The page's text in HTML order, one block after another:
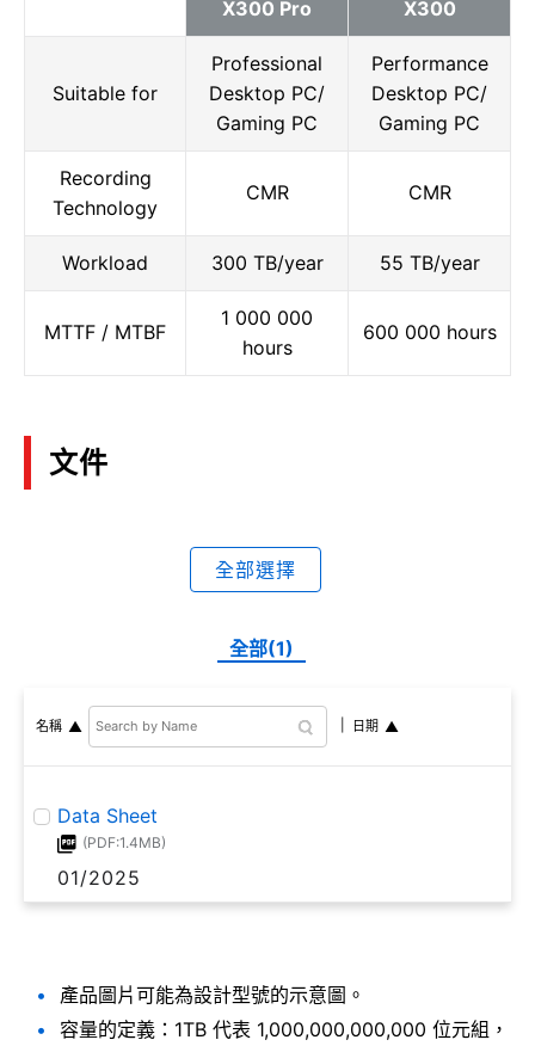
X300 Pro X300
Suitable for
Professional
Desktop PC/
Gaming PC
Performance
Desktop PC/
Gaming PC
Recording
Technology
CMR CMR
Workload 300 TB/year 55 TB/year
MTTF / MTBF
1 000 000
hours
600 000 hours
文件
全部選擇
全部(1)
名稱 日期
Data Sheet
(PDF:1.4MB)
01/2025
產品圖片可能為設計型號的示意圖。
容量的定義：1TB 代表 1,000,000,000,000 位元組，